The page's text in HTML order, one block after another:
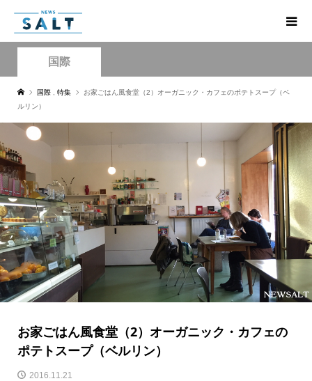
国際
国際 特集
お家ごはん風食堂（2）オーガニック・カフェのポテトスープ（ベ
ルリン）
お家ごはん風食堂（2）オーガニック・カフェの
ポテトスープ（ベルリン）
2016.11.21